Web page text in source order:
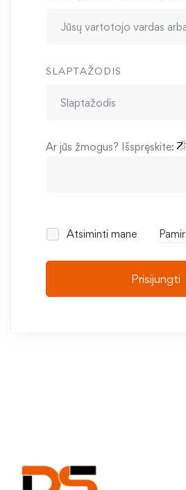
SLAPTAŽODIS
Ar jūs žmogus? Išspręskite:
Atsiminti mane
Prisijungti